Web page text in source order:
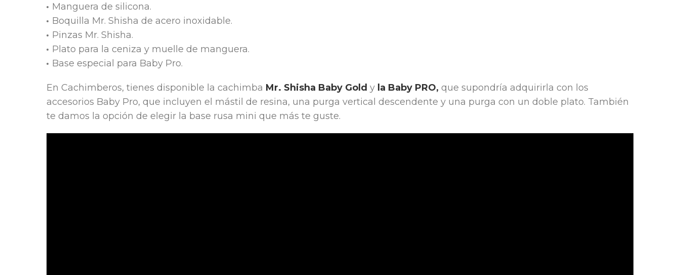
Manguera de silicona.
Boquilla Mr. Shisha de acero inoxidable.
Pinzas Mr. Shisha.
Plato para la ceniza y muelle de manguera.
Base especial para Baby Pro.
En Cachimberos, tienes disponible la cachimba Mr. Shisha Baby Gold y la Baby PRO, que supondría adquirirla con los
accesorios Baby Pro, que incluyen el mástil de resina, una purga vertical descendente y una purga con un doble plato. También
te damos la opción de elegir la base rusa mini que más te guste.